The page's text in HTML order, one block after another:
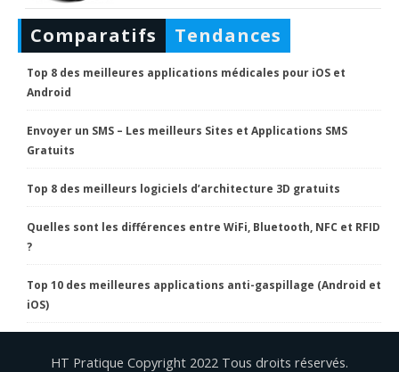
Comparatifs Tendances
Top 8 des meilleures applications médicales pour iOS et
Android
Envoyer un SMS – Les meilleurs Sites et Applications SMS
Gratuits
Top 8 des meilleurs logiciels d’architecture 3D gratuits
Quelles sont les différences entre WiFi, Bluetooth, NFC et RFID
?
Top 10 des meilleures applications anti-gaspillage (Android et
iOS)
HT Pratique Copyright 2022 Tous droits réservés.